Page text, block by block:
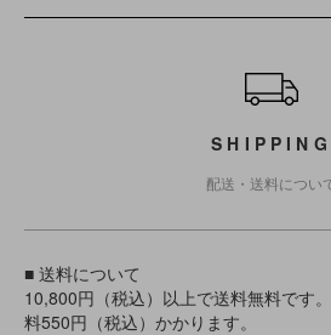
ショッピングガ
SHIPPING
配送・送料につい
■ 送料について
10,800円（税込）以上で送料無料です
料550円（税込）かかります。